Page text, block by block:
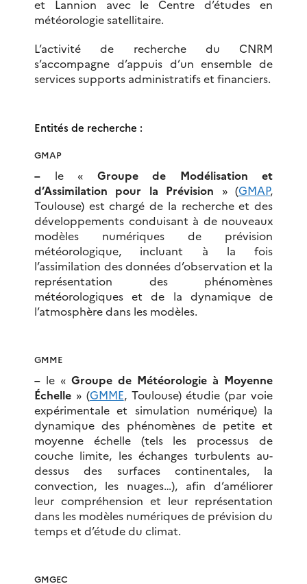
et Lannion avec le Centre d’études en
météorologie satellitaire.
L’activité de recherche du CNRM
s’accompagne d’appuis d’un ensemble de
services supports administratifs et financiers.
Entités de recherche :
GMAP
– le « Groupe de Modélisation et
d’Assimilation pour la Prévision » (GMAP,
Toulouse) est chargé de la recherche et des
développements conduisant à de nouveaux
modèles numériques de prévision
météorologique, incluant à la fois
l’assimilation des données d’observation et la
représentation des phénomènes
météorologiques et de la dynamique de
l’atmosphère dans les modèles.
GMME
– le « Groupe de Météorologie à Moyenne
Échelle » (GMME, Toulouse) étudie (par voie
expérimentale et simulation numérique) la
dynamique des phénomènes de petite et
moyenne échelle (tels les processus de
couche limite, les échanges turbulents au-
dessus des surfaces continentales, la
convection, les nuages…), afin d’améliorer
leur compréhension et leur représentation
dans les modèles numériques de prévision du
temps et d’étude du climat.
GMGEC